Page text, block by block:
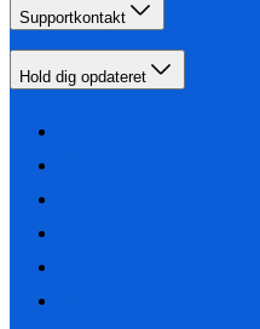
Supportkontakt
Hold dig opdateret